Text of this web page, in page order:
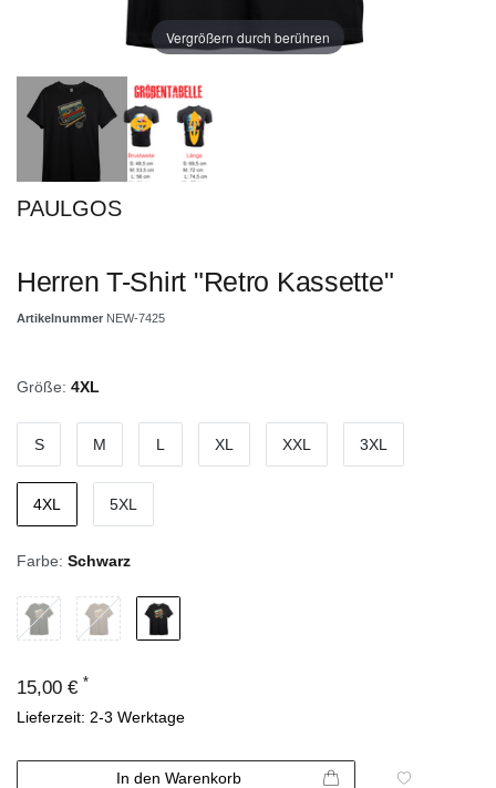
Vergrößern durch berühren
PAULGOS
Herren T-Shirt "Retro Kassette"
Artikelnummer NEW-7425
Größe: 4XL
S M L XL XXL 3XL
4XL 5XL
Farbe: Schwarz
15,00 € *
Lieferzeit: 2-3 Werktage
In den Warenkorb